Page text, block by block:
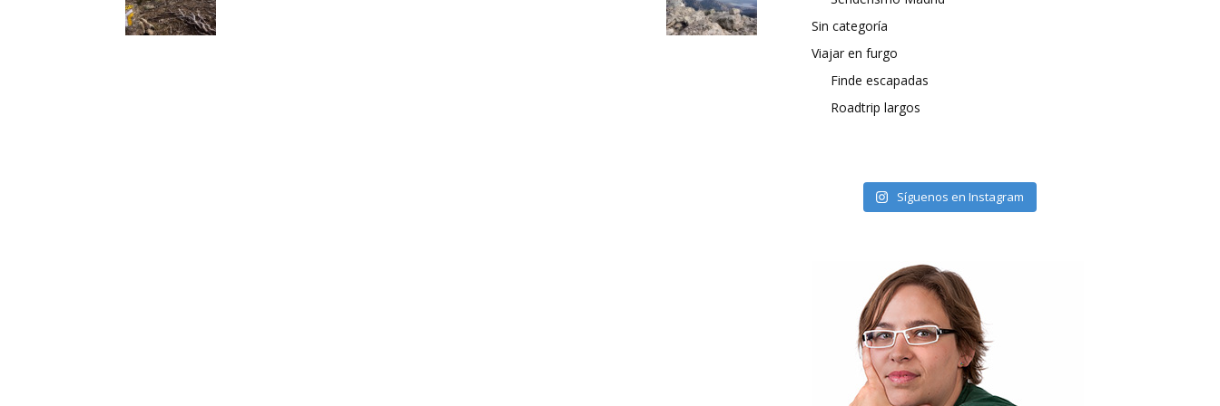
Sin categoría
Viajar en furgo
Finde escapadas
Roadtrip largos
Síguenos en Instagram